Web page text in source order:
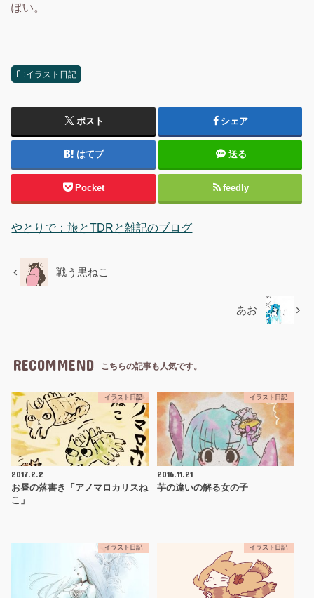
ぽい。
イラスト日記
ポスト シェア
はてブ 送る
Pocket feedly
やとりで：旅とTDRと雑記のブログ
戦う黒ねこ
あお
RECOMMEND こちらの記事も人気です。
イラスト日記
2017.2.2
お昼の落書き「アノマロカリスね
こ」
イラスト日記
2016.11.21
芋の違いの解る女の子
イラスト日記 イラスト日記